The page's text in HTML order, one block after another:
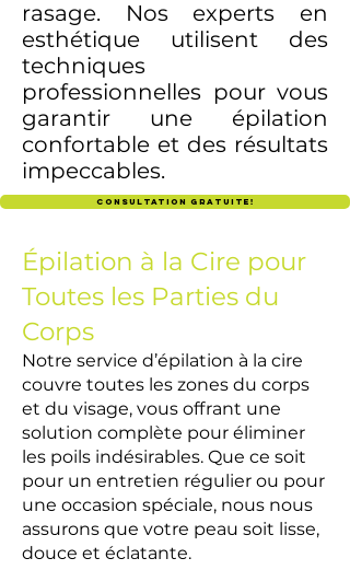
rasage. Nos experts en
esthétique utilisent des
techniques
professionnelles pour vous
garantir une épilation
confortable et des résultats
impeccables.
Consultation gratuite!
Épilation à la Cire pour
Toutes les Parties du
Corps
Notre service d’épilation à la cire
couvre toutes les zones du corps
et du visage, vous offrant une
solution complète pour éliminer
les poils indésirables. Que ce soit
pour un entretien régulier ou pour
une occasion spéciale, nous nous
assurons que votre peau soit lisse,
douce et éclatante.